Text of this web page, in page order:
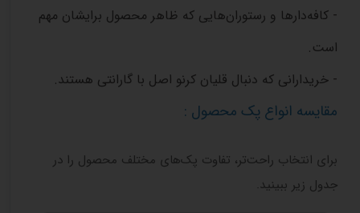
- کافه‌دارها و رستوران‌هایی که ظاهر محصول برایشان مهم
است.
- خریدارانی که دنبال قلیان کرنو اصل با گارانتی هستند.
مقایسه انواع پک محصول :
برای انتخاب راحت‌تر، تفاوت پک‌های مختلف محصول را در
جدول زیر ببینید.